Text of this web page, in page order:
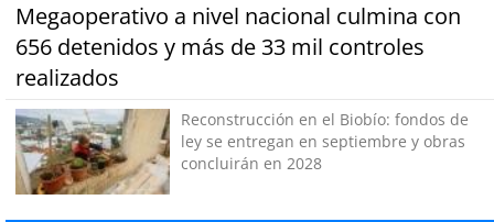
Megaoperativo a nivel nacional culmina con
656 detenidos y más de 33 mil controles
realizados
Reconstrucción en el Biobío: fondos de
ley se entregan en septiembre y obras
concluirán en 2028